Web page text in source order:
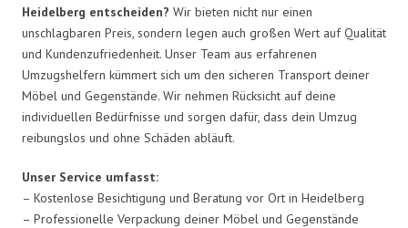
Heidelberg entscheiden? Wir bieten nicht nur einen
unschlagbaren Preis, sondern legen auch großen Wert auf Qualität
und Kundenzufriedenheit. Unser Team aus erfahrenen
Umzugshelfern kümmert sich um den sicheren Transport deiner
Möbel und Gegenstände. Wir nehmen Rücksicht auf deine
individuellen Bedürfnisse und sorgen dafür, dass dein Umzug
reibungslos und ohne Schäden abläuft.
Unser Service umfasst:
– Kostenlose Besichtigung und Beratung vor Ort in Heidelberg
– Professionelle Verpackung deiner Möbel und Gegenstände